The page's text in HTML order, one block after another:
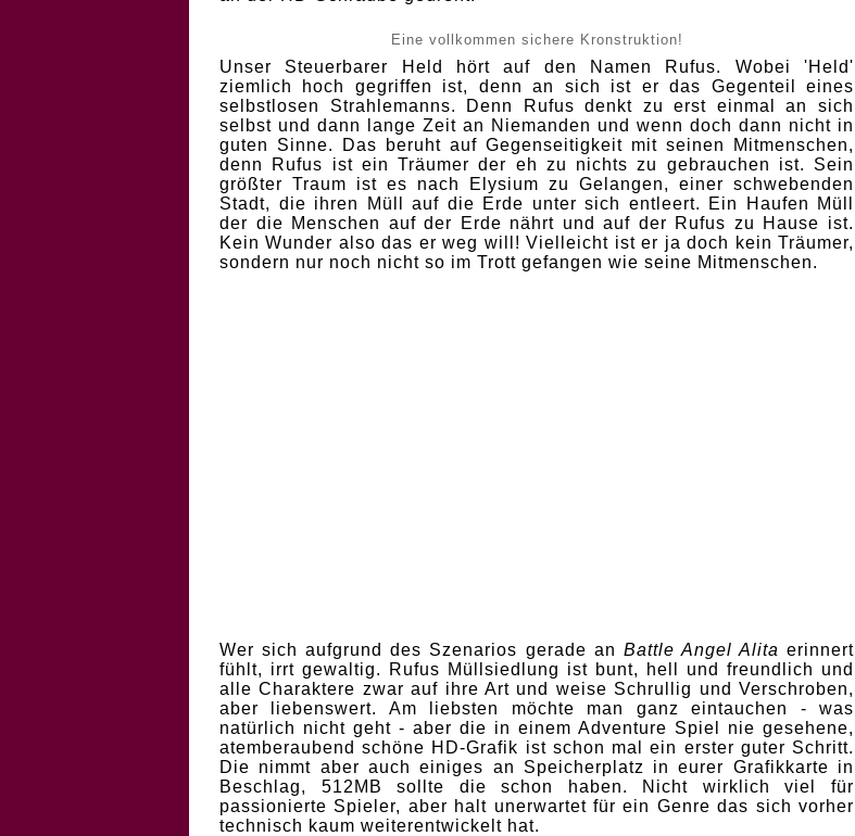
Eine vollkommen sichere Kronstruktion!
Unser Steuerbarer Held hört auf den Namen Rufus. Wobei 'Held'
ziemlich hoch gegriffen ist, denn an sich ist er das Gegenteil eines
selbstlosen Strahlemanns. Denn Rufus denkt zu erst einmal an sich
selbst und dann lange Zeit an Niemanden und wenn doch dann nicht in
guten Sinne. Das beruht auf Gegenseitigkeit mit seinen Mitmenschen,
denn Rufus ist ein Träumer der eh zu nichts zu gebrauchen ist. Sein
größter Traum ist es nach Elysium zu Gelangen, einer schwebenden
Stadt, die ihren Müll auf die Erde unter sich entleert. Ein Haufen Müll
der die Menschen auf der Erde nährt und auf der Rufus zu Hause ist.
Kein Wunder also das er weg will! Vielleicht ist er ja doch kein Träumer,
sondern nur noch nicht so im Trott gefangen wie seine Mitmenschen.
Wer sich aufgrund des Szenarios gerade an Battle Angel Alita erinnert
fühlt, irrt gewaltig. Rufus Müllsiedlung ist bunt, hell und freundlich und
alle Charaktere zwar auf ihre Art und weise Schrullig und Verschroben,
aber liebenswert. Am liebsten möchte man ganz eintauchen - was
natürlich nicht geht - aber die in einem Adventure Spiel nie gesehene,
atemberaubend schöne HD-Grafik ist schon mal ein erster guter Schritt.
Die nimmt aber auch einiges an Speicherplatz in eurer Grafikkarte in
Beschlag, 512MB sollte die schon haben. Nicht wirklich viel für
passionierte Spieler, aber halt unerwartet für ein Genre das sich vorher
technisch kaum weiterentwickelt hat.